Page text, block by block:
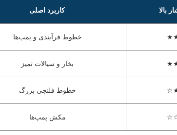
بالا کاربرد اصلی
خطوط فرآیندی و پمپ‌ها
بخار و سیالات تمیز
خطوط فلنجی بزرگ
مکش پمپ‌ها